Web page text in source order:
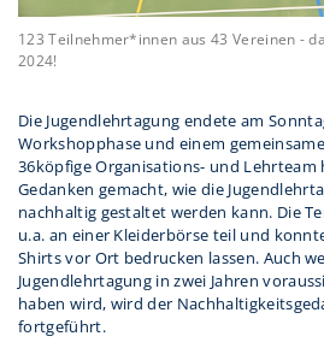
123 Teilnehmer*innen aus 43 Vereinen -
2024!
Die Jugendlehrtagung endete am
Workshopphase und einem
36köpfige Organisations- und Lehrteam
Gedanken gemacht, wie die
nachhaltig gestaltet werden kann. Die
u.a. an einer Kleiderbörse teil und
Shirts vor Ort bedrucken lassen. Auch
Jugendlehrtagung in zwei Jahren
haben wird, wird der
fortgeführt.